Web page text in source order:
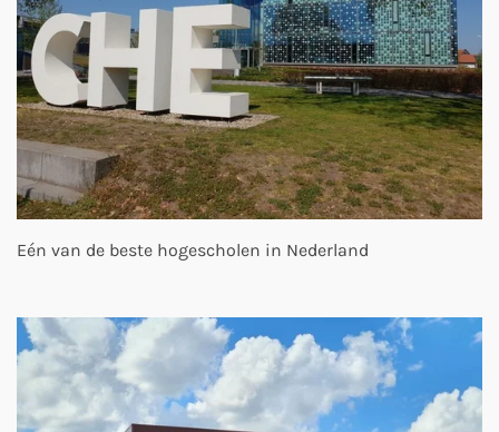
Eén van de beste hogescholen in Nederland